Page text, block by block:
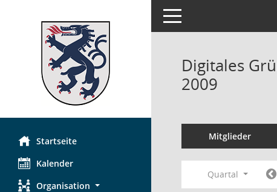
Startseite
Kalender
Organisation
Toggle navigation
Digitales
2009
Mitglieder
Quartal